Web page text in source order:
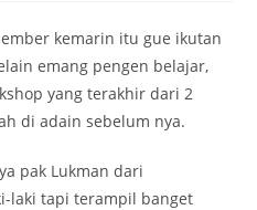
kemarin itu gue ikutan
emang pengen belajar,
yang terakhir dari 2
di adain sebelum nya.
pak Lukman dari
laki tapi terampil banget